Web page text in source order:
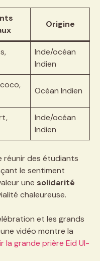
Origine
Inde/océan
Indien
Océan Indien
Inde/océan
Indien
réunir des étudiants
le sentiment
une solidarité
chaleureuse.
et les grands
vidéo montre la
la grande prière Eid Ul-